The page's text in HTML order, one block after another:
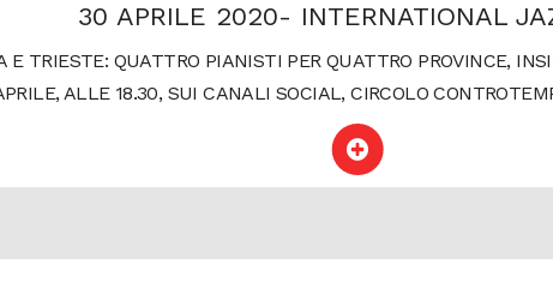
30 APRILE 2020- INTERNATIONAL
E TRIESTE: QUATTRO PIANISTI PER QUATTRO PROVINCE,
ALLE 18.30, SUI CANALI SOCIAL, CIRCOLO